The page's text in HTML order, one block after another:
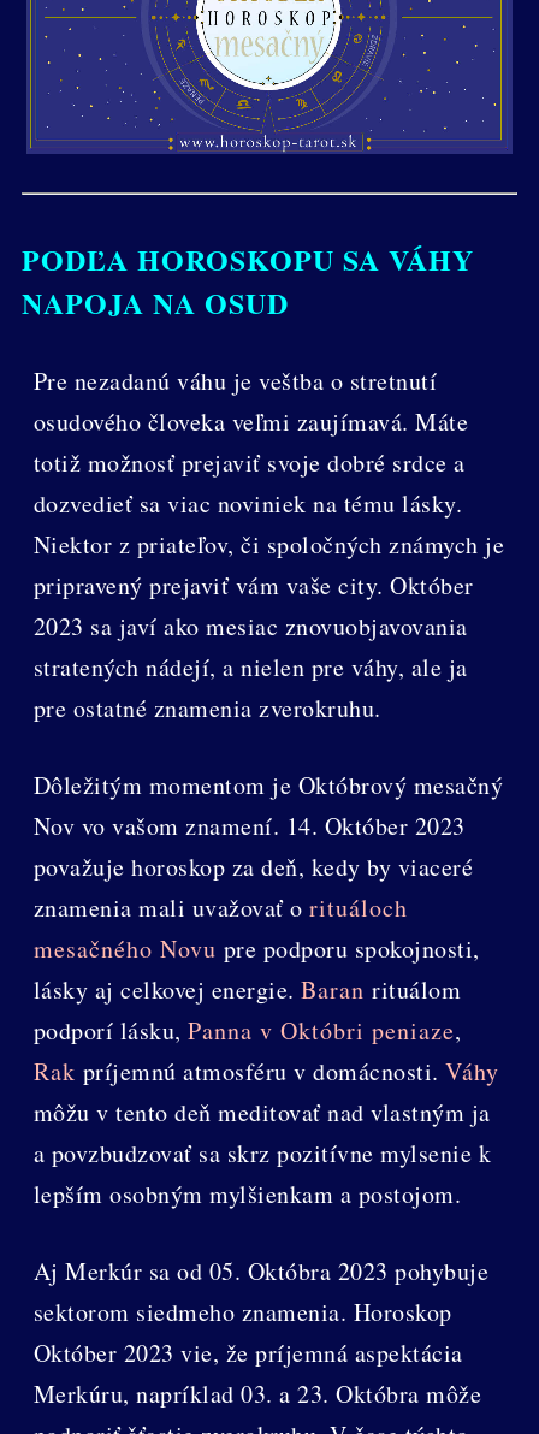
PODĽA HOROSKOPU SA VÁHY
NAPOJA NA OSUD
Pre nezadanú váhu je veštba o stretnutí
osudového človeka veľmi zaujímavá. Máte
totiž možnosť prejaviť svoje dobré srdce a
dozvedieť sa viac noviniek na tému lásky.
Niektor z priateľov, či spoločných známych je
pripravený prejaviť vám vaše city. Október
2023 sa javí ako mesiac znovuobjavovania
stratených nádejí, a nielen pre váhy, ale ja
pre ostatné znamenia zverokruhu.
Dôležitým momentom je Októbrový mesačný
Nov vo vašom znamení. 14. Október 2023
považuje horoskop za deň, kedy by viaceré
znamenia mali uvažovať orituáloch
mesačného Novu pre podporu spokojnosti,
lásky aj celkovej energie.Baranrituálom
podporí lásku,Panna v Októbri peniaze,
Rak príjemnú atmosféru v domácnosti.Váhy
môžu v tento deň meditovať nad vlastným ja
a povzbudzovať sa skrz pozitívne mylsenie k
lepším osobným mylšienkam a postojom.
Aj Merkúr sa od 05. Októbra 2023 pohybuje
sektorom siedmeho znamenia. Horoskop
Október 2023 vie, že príjemná aspektácia
Merkúru, napríklad 03. a 23. Októbra môže